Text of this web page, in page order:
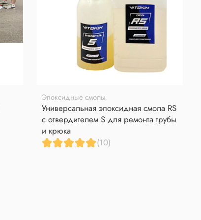
Эпоксидные смолы
Универсальная эпоксидная смола RS
с отвердителем S для ремонта трубы
и крюка
(10)